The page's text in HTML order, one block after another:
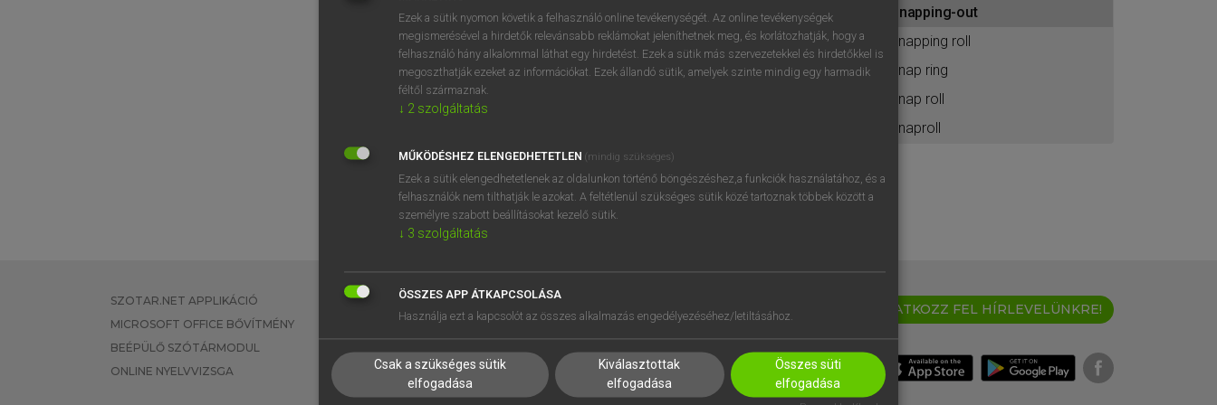
BELÉPÉS
próbaverziójának elindításához
regisztrálok ésbelépek.
REGISZTRÁCIÓ
snapping-out
snapping roll
snap ring
snap roll
snaproll
SZOTAR.NET APPLIKÁCIÓ
MICROSOFT OFFICE BŐVÍTMÉNY
BEÉPÜLŐ SZÓTÁRMODUL
ONLINE NYELVVIZSGA
EGYÉNI FELHASZNÁLÓKNAK
TANULÓKNAK
VÁLLALATI MEGOLDÁSOK
SÚGÓ
RÓLUNK
SÜTI BEÁLLÍTÁSOK
IRATKOZZ FEL HÍRLEVELÜNKRE!
Ezek a sütik nyomon követik a felhasználó online tevékenységét. Az online tevékenységek
megismerésével a hirdetők relevánsabb reklámokat jeleníthetnek meg, és korlátozhatják, hogy a
felhasználó hány alkalommal láthat egy hirdetést. Ezek a sütik más szervezetekkel és hirdetőkkel is
megoszthatják ezeket az információkat. Ezek állandó sütik, amelyek szinte mindig egy harmadik
féltől származnak.
↓ 2 szolgáltatás
MŰKÖDÉSHEZ ELENGEDHETETLEN (mindig szükséges)
Ezek a sütik elengedhetetlenek az oldalunkon történő böngészéshez,a funkciók használatához, és a
felhasználók nem tilthatják le azokat. A feltétlenül szükséges sütik közé tartoznak többek között a
személyre szabott beállításokat kezelő sütik.
↓ 3 szolgáltatás
ÖSSZES APP ÁTKAPCSOLÁSA
Használja ezt a kapcsolót az összes alkalmazás engedélyezéséhez/letiltásához.
Csak a szükséges sütik
elfogadása
Kiválasztottak
elfogadása
Összes süti
elfogadása